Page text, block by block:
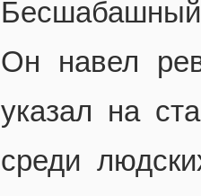
Бесшабашный
Он навел
указал на
среди